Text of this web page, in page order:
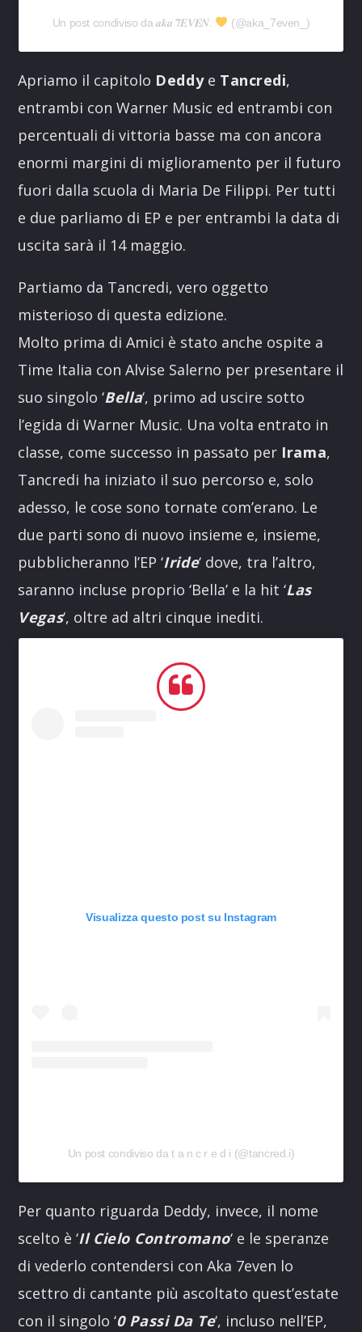
Un post condiviso da 𝒂𝒌𝒂 𝟕𝑬𝑽𝑬𝑵. (@aka_7even_)
Apriamo il capitolo Deddye Tancredi,
entrambi con Warner Music ed entrambi con
percentuali di vittoria basse ma con ancora
enormi margini di miglioramento per il futuro
fuori dalla scuola di Maria De Filippi. Per tutti
e due parliamo di EP e per entrambi la data di
uscita sarà il 14 maggio.
Partiamo da Tancredi, vero oggetto
misterioso di questa edizione.
Molto prima di Amici è stato anche ospite a
Time Italia con Alvise Salerno per presentare il
suo singolo ‘Bella‘, primo ad uscire sotto
l’egida di Warner Music. Una volta entrato in
classe, come successo in passato per Irama,
Tancredi ha iniziato il suo percorso e, solo
adesso, le cose sono tornate com’erano. Le
due parti sono di nuovo insieme e, insieme,
pubblicheranno l’EP ‘Iride‘ dove, tra l’altro,
saranno incluse proprio ‘Bella’ e la hit ‘Las
Vegas‘, oltre ad altri cinque inediti.
Visualizza questo post su Instagram
Un post condiviso da t a n c r e d i (@tancred.i)
Per quanto riguarda Deddy, invece, il nome
scelto è ‘Il Cielo Contromano‘ e le speranze
di vederlo contendersi con Aka 7even lo
scettro di cantante più ascoltato quest’estate
con il singolo ‘0 Passi Da Te‘, incluso nell’EP,